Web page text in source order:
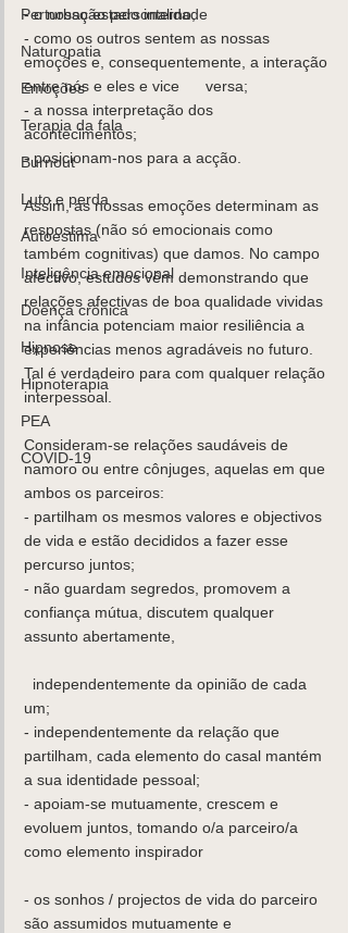
Perturbação personalidade
Naturopatia
Emoções
Terapia da fala
Burnout
Luto e perda
Autoestima
Inteligência emocional
Doença crónica
Hipnose
Hipnoterapia
PEA
COVID-19
- o nosso estado interno;
- como os outros sentem as nossas
emoções e, consequentemente, a interação
entre nós e eles e vice      versa;
- a nossa interpretação dos
acontecimentos;
- posicionam-nos para a acção.
Assim, as nossas emoções determinam as
respostas (não só emocionais como
também cognitivas) que damos. No campo
afectivo, estudos vêm demonstrando que
relações afectivas de boa qualidade vividas
na infância potenciam maior resiliência a
experiências menos agradáveis no futuro.
Tal é verdadeiro para com qualquer relação
interpessoal.
Consideram-se relações saudáveis de
namoro ou entre cônjuges, aquelas em que
ambos os parceiros:
- partilham os mesmos valores e objectivos
de vida e estão decididos a fazer esse
percurso juntos;
- não guardam segredos, promovem a
confiança mútua, discutem qualquer
assunto abertamente,
um;
- independentemente da relação que
partilham, cada elemento do casal mantém
a sua identidade pessoal;
- apoiam-se mutuamente, crescem e
evoluem juntos, tomando o/a parceiro/a
como elemento inspirador
- os sonhos / projectos de vida do parceiro
são assumidos mutuamente e